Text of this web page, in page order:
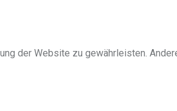
der Website zu gewährleisten.